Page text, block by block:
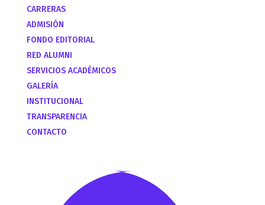
CARRERAS
ADMISIÓN
FONDO EDITORIAL
RED ALUMNI
SERVICIOS ACADÉMICOS
GALERÍA
INSTITUCIONAL
TRANSPARENCIA
CONTACTO